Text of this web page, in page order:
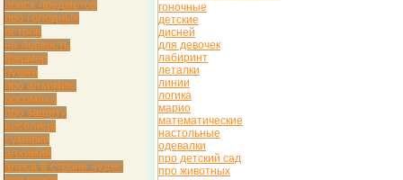
гоночные
детские
дисней
для девочек
лабиринт
леталки
линии
логика
марио
математические
настольные
одевалки
про детский сад
про животных
поиск предметов
про голодных
остров
на ловкость
фермер
пушка
про алхимию
росомаха
про защиту
виселица
сумерки
алхимия
алиса в стране чудес